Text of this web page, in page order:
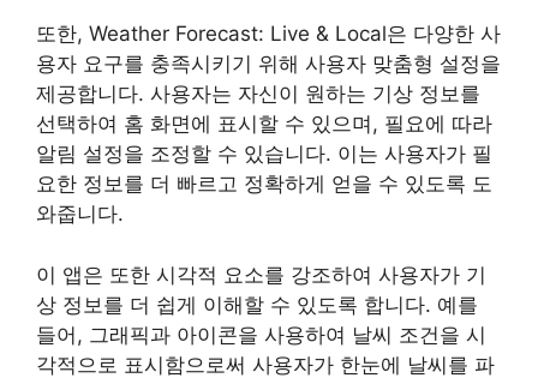
또한, Weather Forecast: Live & Local은 다양한 사
용자 요구를 충족시키기 위해 사용자 맞춤형 설정을
제공합니다. 사용자는 자신이 원하는 기상 정보를
선택하여 홈 화면에 표시할 수 있으며, 필요에 따라
알림 설정을 조정할 수 있습니다. 이는 사용자가 필
요한 정보를 더 빠르고 정확하게 얻을 수 있도록 도
와줍니다.
이 앱은 또한 시각적 요소를 강조하여 사용자가 기
상 정보를 더 쉽게 이해할 수 있도록 합니다. 예를
들어, 그래픽과 아이콘을 사용하여 날씨 조건을 시
각적으로 표시함으로써 사용자가 한눈에 날씨를 파